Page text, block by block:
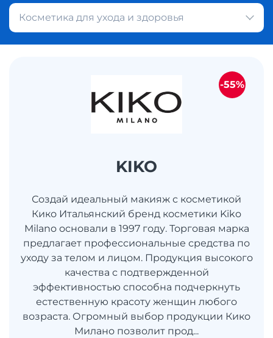
Косметика для ухода и здоровья
KIKO
Создай идеальный макияж с косметикой
Кико Итальянский бренд косметики Kiko
Milano основали в 1997 году. Торговая марка
предлагает профессиональные средства по
уходу за телом и лицом. Продукция высокого
качества с подтвержденной
эффективностью способна подчеркнуть
естественную красоту женщин любого
возраста. Огромный выбор продукции Кико
Милано позволит прод...
-55%